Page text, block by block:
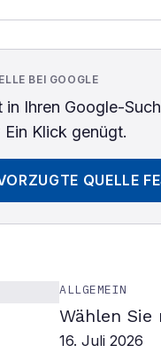
BEI GOOGLE
in Ihren Google-
Klick genügt.
QUELLE
ALLGEMEIN
Wählen Sie
16. Juli 2026